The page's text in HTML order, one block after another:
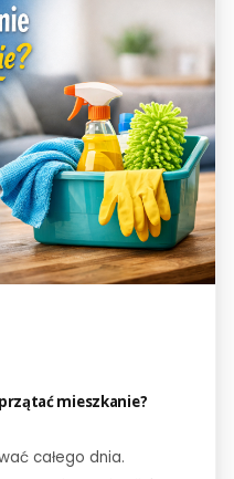
mieszkanie?
całego dnia.